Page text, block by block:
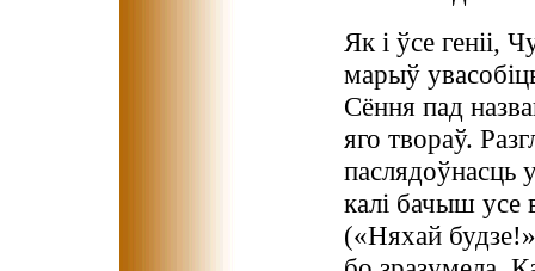
Як і ўсе геніі,
марыў
Сёння пад
яго твораў.
па­слядоўнасць
калі бачыш усе
(«Няхай